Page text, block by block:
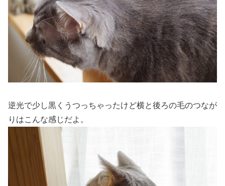
逆光で少し黒くうつっちゃったけど横と後ろの毛のつなが
りはこんな感じだよ。